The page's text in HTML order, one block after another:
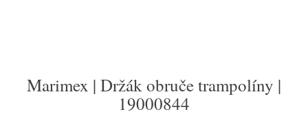
Marimex | Držák obruče trampolíny |
19000844